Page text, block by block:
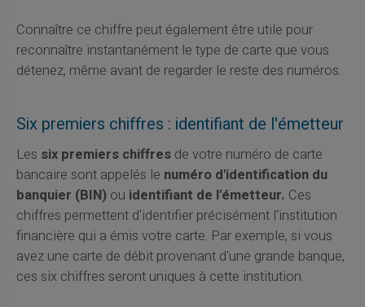
Connaître ce chiffre peut également être utile pour
reconnaître instantanément le type de carte que vous
détenez, même avant de regarder le reste des numéros.
Six premiers chiffres : identifiant de l'émetteur
Les six premiers chiffresde votre numéro de carte
bancaire sont appelés le numéro d'identification du
banquier (BIN)ou identifiant de l'émetteur. Ces
chiffres permettent d'identifier précisément l'institution
financière qui a émis votre carte. Par exemple, si vous
avez une carte de débit provenant d'une grande banque,
ces six chiffres seront uniques à cette institution.